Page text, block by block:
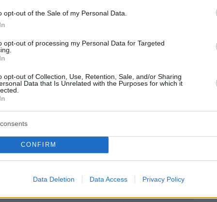
opt-out of the Sale of my Personal Data.
opt-out of processing my Personal Data for Targeted
opt-out of Collection, Use, Retention, Sale, and/or Sharing
Data that Is Unrelated with the Purposes for which it
CONFIRM
Data Deletion Data Access Privacy Policy
ο Μάρτι μου τηλεφωνήσει και πει "χρειάζομαι
αμέσως το τηλέφωνο»
ο Στιβ Μάρτιν σε πρόσφατη συνέντευξή
άρθρου:Shutterstock
Ρωσία έτοιμες για ειρήνη, λέει ο Τραμπ στο
πάρουμε τη Γροιλανδία με τον έναν ή
από τον γάμο τους το τελευταίο